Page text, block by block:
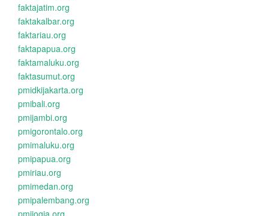
faktajatim.org
faktakalbar.org
faktariau.org
faktapapua.org
faktamaluku.org
faktasumut.org
pmidkijakarta.org
pmibali.org
pmijambi.org
pmigorontalo.org
pmimaluku.org
pmipapua.org
pmiriau.org
pmimedan.org
pmipalembang.org
pmijogja.org